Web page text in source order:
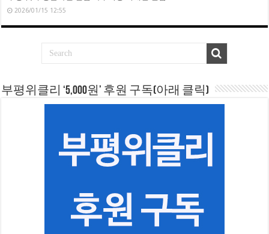
2026/01/15 12:55
부평위클리 ‘5,000원’ 후원 구독(아래 클릭)